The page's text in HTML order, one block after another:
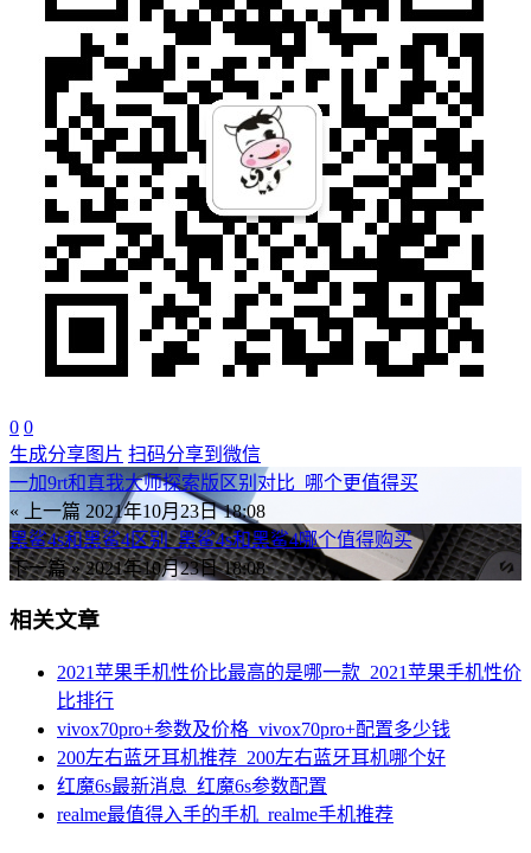
0 0
生成分享图片 扫码分享到微信
一加9rt和真我大师探索版区别对比_哪个更值得买
« 上一篇 2021年10月23日 18:08
黑鲨4s和黑鲨4区别_黑鲨4s和黑鲨4哪个值得购买
下一篇 » 2021年10月23日 18:08
相关文章
2021苹果手机性价比最高的是哪一款_2021苹果手机性价
比排行
vivox70pro+参数及价格_vivox70pro+配置多少钱
200左右蓝牙耳机推荐_200左右蓝牙耳机哪个好
红魔6s最新消息_红魔6s参数配置
realme最值得入手的手机_realme手机推荐